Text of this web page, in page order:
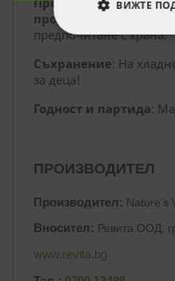
продукта:
предпочитане с храна.
Съхранение: На
за деца!
Годност и партида:
ПРОИЗВОДИТЕЛ
Производител: Nature’s
Вносител: Ревита ООД,
www.revita.bg
ВИЖТЕ
СТРОГО